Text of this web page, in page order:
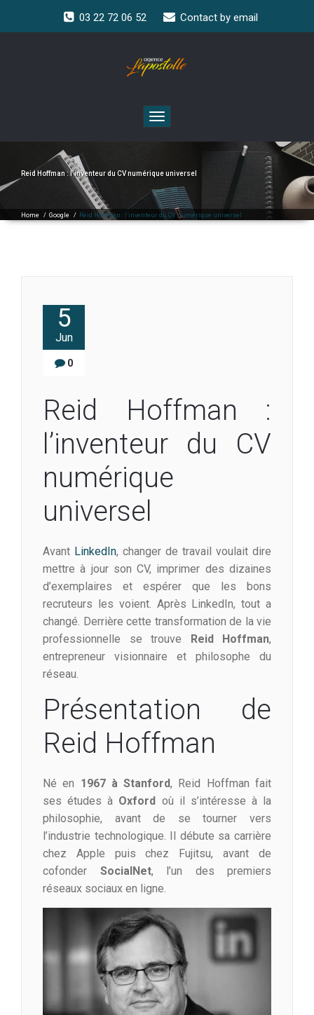
03 22 72 06 52 Contact by email
Toggle
navigation
Reid Hoffman : l’inventeur du CV numérique universel
Home / Google / Reid Hoffman : l’inventeur du CV numérique universel
5
Jun
0
Reid Hoffman :
l’inventeur du CV
numérique
universel
Avant LinkedIn, changer de travail voulait dire
mettre à jour son CV, imprimer des dizaines
d’exemplaires et espérer que les bons
recruteurs les voient. Après LinkedIn, tout a
changé. Derrière cette transformation de la vie
professionnelle se trouve Reid Hoffman,
entrepreneur visionnaire et philosophe du
réseau.
Présentation de
Reid Hoffman
Né en 1967 à Stanford, Reid Hoffman fait
ses études à Oxford où il s’intéresse à la
philosophie, avant de se tourner vers
l’industrie technologique. Il débute sa carrière
chez Apple puis chez Fujitsu, avant de
cofonder SocialNet, l’un des premiers
réseaux sociaux en ligne.